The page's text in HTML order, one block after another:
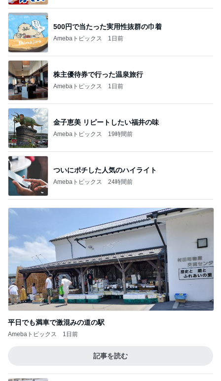
500円で当たった実用性抜群の巾着
Amebaトピックス 1日前
株主優待券で行った温泉旅行
Amebaトピックス 1日前
金子恵美 リピートしたい福井の味
Amebaトピックス 19時間前
ついにポチした人気のハイライト
Amebaトピックス 24時間前
平日でも満車で激混みの道の駅
Amebaトピックス 1日前
記事を読む